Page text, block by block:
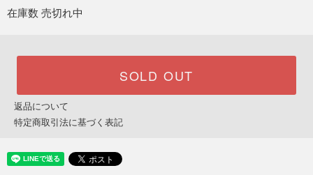
在庫数 売切れ中
SOLD OUT
返品について
特定商取引法に基づく表記